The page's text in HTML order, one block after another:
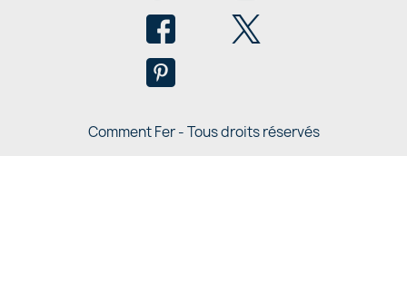
Comment Fer - Tous droits réservés